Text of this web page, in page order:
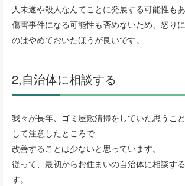
人未遂や殺人なんてことに発展する可能性もあ
傷害事件になる可能性も否めないため、怒り
のはやめておいたほうが良いです。
2,自治体に相談する
我々が長年、ゴミ屋敷清掃をしていた思うこ
して注意したところで
改善することは少ないと思っています。
従って、最初からお住まいの自治体に相談す
す。